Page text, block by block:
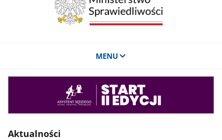
MENU
Aktualności